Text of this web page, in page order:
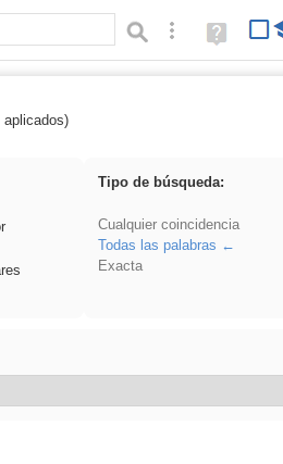
Búsqueda avanzada
Ayuda
(en
Tipo de búsqueda:
Cualquier coincidencia
Todas las palabras
Exacta